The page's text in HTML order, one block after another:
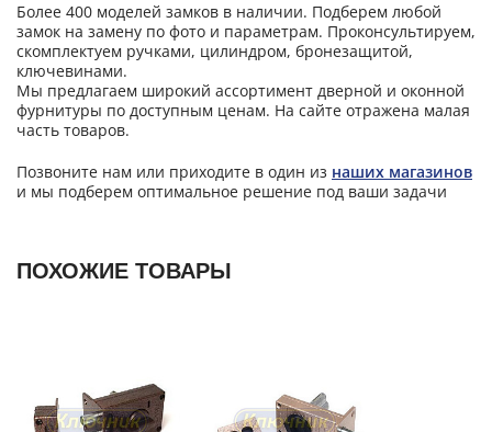
Более 400 моделей замков в наличии. Подберем любой
замок на замену по фото и параметрам. Проконсультируем,
скомплектуем ручками, цилиндром, бронезащитой,
ключевинами.
Мы предлагаем широкий ассортимент дверной и оконной
фурнитуры по доступным ценам. На сайте отражена малая
часть товаров.
Позвоните нам или приходите в один из наших магазинов
и мы подберем оптимальное решение под ваши задачи
ПОХОЖИЕ ТОВАРЫ